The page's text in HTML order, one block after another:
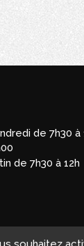
de 7h30 à
de 7h30 à 12h